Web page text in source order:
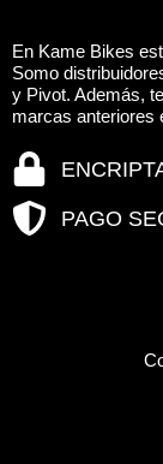
En Kame Bikes
Somo
y Pivot. Además,
marcas anteriores
PAGO